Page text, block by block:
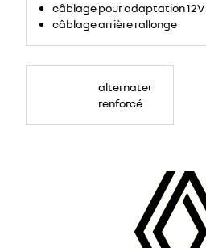
câblage pour adaptation 12V
câblage arrière rallonge
alternateur
renforcé